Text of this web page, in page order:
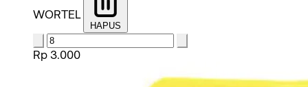
WORTEL
HAPUS
Rp 3.000